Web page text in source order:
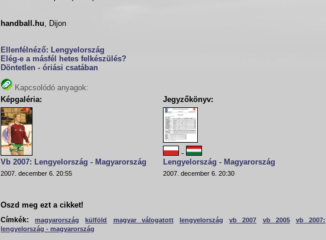
handball.hu , Dijon
Ellenfélnéző: Lengyelország
Elég-e a másfél hetes felkészülés?
Döntetlen - óriási csatában
Kapcsolódó anyagok:
Képgaléria:
Vb 2007: Lengyelország - Magyarország
2007. december 6. 20:55
Jegyzőkönyv:
-
Lengyelország - Magyarország
2007. december 6. 20:30
Oszd meg ezt a cikket!
Címkék:
magyarország külföld magyar válogatott lengyelország vb 2007 vb 2005
vb 2007:
lengyelország - magyarország